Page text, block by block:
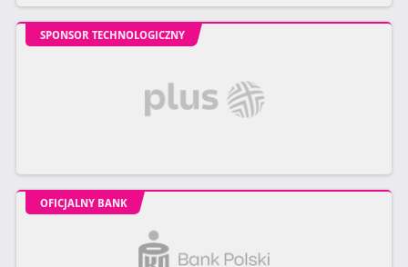
SPONSOR TECHNOLOGICZNY
OFICJALNY BANK